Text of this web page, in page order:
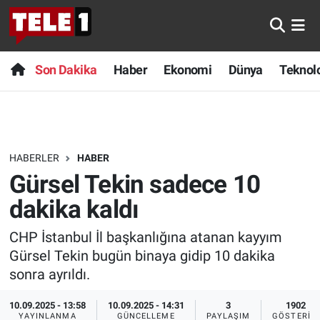
Son Dakika Haber Ekonomi Dünya
HABERLER HABER
Gürsel Tekin sadece 10
dakika kaldı
CHP İstanbul İl başkanlığına atanan kayyım
Gürsel Tekin bugün binaya gidip 10 dakika
sonra ayrıldı.
10.09.2025 - 13:58
YAYINLANMA
10.09.2025 - 14:31
GÜNCELLEME
3
PAYLAŞIM
1902
GÖSTERIM
Anında Manşet
Başka Sohbetler
Bilim turu
Bilim ve Teknoloji Evreni
Doğa Konuşuyor
Dünya
Ege Saati
Son Dakika
Haber
Dünya
Teknoloji
Sağlık
Spor
Yayın Akışı
Nöbetçi Eczaneler
Hava Durumu
Trafik Durumu
Süper Lig Puan Durumu ve Fikstür
Tüm Manşetler
Son Dakika Haberleri
Haber Arşivi